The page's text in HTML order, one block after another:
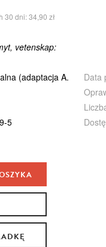
30 dni: 34,90 zł
vetenskap:
(adaptacja A.
Data
5